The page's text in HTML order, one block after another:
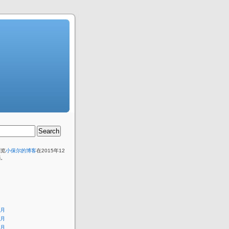
小保尔的博客在2015年12